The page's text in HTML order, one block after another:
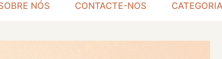
NÓS CONTACTE-NOS